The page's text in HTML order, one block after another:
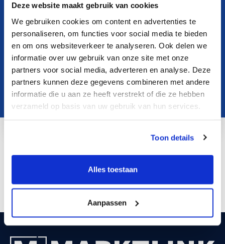
Deze website maakt gebruik van cookies
We gebruiken cookies om content en advertenties te
personaliseren, om functies voor social media te bieden
en om ons websiteverkeer te analyseren. Ook delen we
informatie over uw gebruik van onze site met onze
partners voor social media, adverteren en analyse. Deze
partners kunnen deze gegevens combineren met andere
informatie die u aan ze heeft verstrekt of die ze hebben
verzameld op basis van uw gebruik van hun services.
Toon details
Alles toestaan
Aanpassen
e.bretveld@marktlink.com